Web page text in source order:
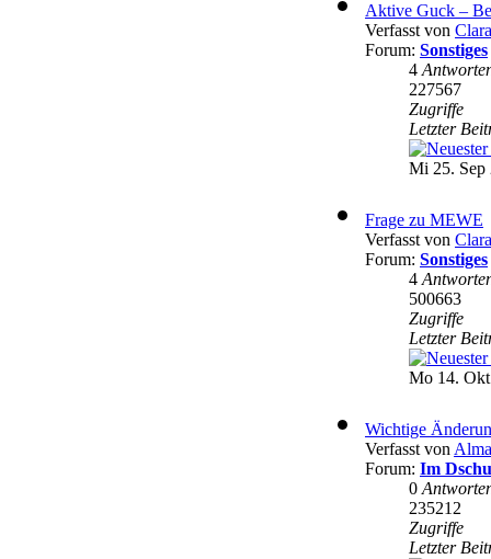
Aktive Guck –
Verfasst von Clara
Forum: Sonstiges
4
227567
Zugriffe
Letzter
Mi 25. Sep
Frage zu MEWE
Verfasst von Clara
Forum: Sonstiges
4
500663
Zugriffe
Letzter
Mo 14.
Wichtige
Verfasst von
Forum: Im
0
235212
Zugriffe
Letzter